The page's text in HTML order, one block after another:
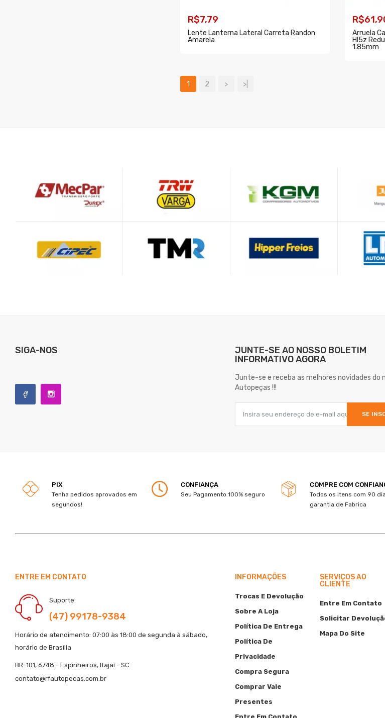
R$7,79
Lente Lanterna Lateral Carreta Randon
Amarela
Arruela
Hl5z
1.85mm
1 2 > >|
SIGA-NOS JUNTE-SE AO NOSSO BOLETIM
INFORMATIVO AGORA
Junte-se e receba as melhores novidades do
Autopeças !!!
SE
PIX
Tenha pedidos aprovados em
segundos!
CONFIANÇA
Seu Pagamento 100% seguro
COMPRE COM
Todos os itens com 90
garantia de Fabrica
ENTRE EM CONTATO
Suporte:
(47) 99178-9384
Horário de atendimento: 07:00 às 18:00 de segunda à sábado,
horário de Brasília
BR-101, 6748 - Espinheiros, Itajaí - SC
contato@rfautopecas.com.br
INFORMAÇÕES
Trocas E Devolução
Sobre A Loja
Política De Entrega
Política De
Privacidade
Compra Segura
Comprar Vale
Presentes
SERVIÇOS AO
CLIENTE
Entre Em Contato
Solicitar
Mapa Do Site